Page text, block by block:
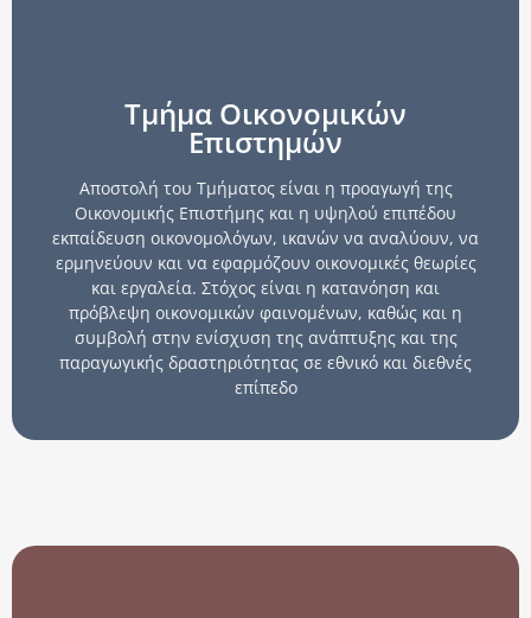
Τμήμα Οικονομικών
Επιστημών
Αποστολή του Τμήματος είναι η προαγωγή της
Οικονομικής Επιστήμης και η υψηλού επιπέδου
εκπαίδευση οικονομολόγων, ικανών να αναλύουν, να
ερμηνεύουν και να εφαρμόζουν οικονομικές θεωρίες
και εργαλεία. Στόχος είναι η κατανόηση και
πρόβλεψη οικονομικών φαινομένων, καθώς και η
συμβολή στην ενίσχυση της ανάπτυξης και της
παραγωγικής δραστηριότητας σε εθνικό και διεθνές
επίπεδο